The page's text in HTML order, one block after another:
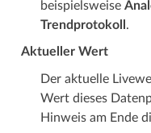
beispielsweise
Trendprotokoll .
Aktueller Wert
Der aktuelle
Wert dieses
Hinweis am Ende